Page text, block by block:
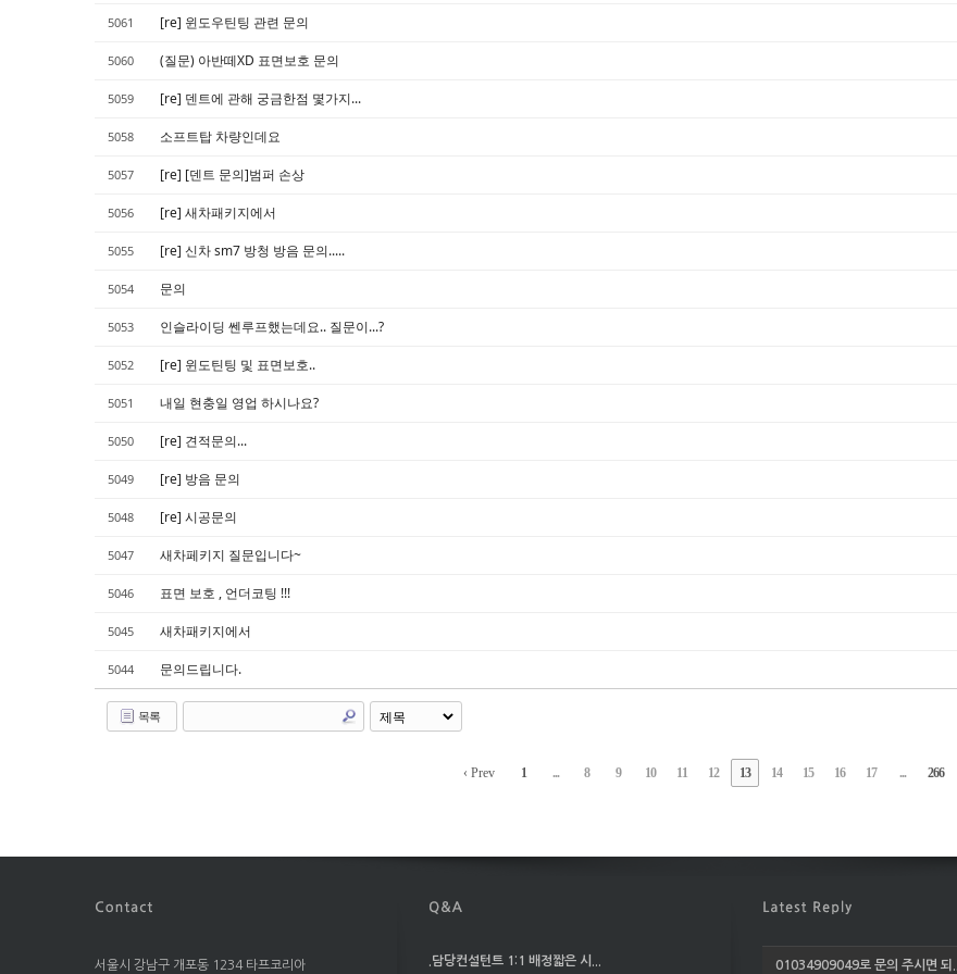
5061 [re] 윈도우틴팅 관련 문의
5060 (질문) 아반떼XD 표면보호 문의
5059 [re] 덴트에 관해 궁금한점 몇가지...
5058 소프트탑 차량인데요
5057 [re] [덴트 문의]범퍼 손상
5056 [re] 새차패키지에서
5055 [re] 신차 sm7 방청 방음 문의.....
5054 문의
5053 인슬라이딩 쎈루프했는데요.. 질문이...?
5052 [re] 윈도틴팅 및 표면보호..
5051 내일 현충일 영업 하시나요?
5050 [re] 견적문의...
5049 [re] 방음 문의
5048 [re] 시공문의
5047 새차페키지 질문입니다~
5046 표면 보호 , 언더코팅 !!!
5045 새차패키지에서
5044 문의드립니다.
목록
‹ Prev 1 ... 8 9 10 11 12 13 14 15 16 17 ... 266
서울시 강남구 개포동 1234 타프코리아 .담당컨설턴트 1:1 배정짧은 시... 01034909049로 문의 주시면 되...